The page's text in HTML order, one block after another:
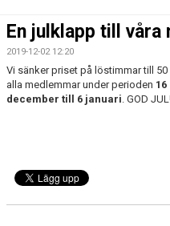
En julklapp till våra
2019-12-02 12:20
Vi sänker priset på löstimmar till
alla medlemmar under perioden 16
december till 6 januari. GOD